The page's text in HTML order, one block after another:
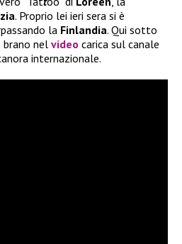
. Proprio lei ieri sera si è
la Finlandia. Qui sotto
nel video carica sul canale
internazionale.